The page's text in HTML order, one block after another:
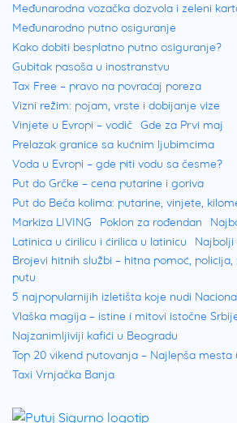
Međunarodna vozačka dozvola i zeleni
Međunarodno putno osiguranje
Kako dobiti besplatno putno osiguranje?
Gubitak pasoša u inostranstvu
Tax Free – pravo na povraćaj poreza
Vizni režim: pojam, vrste i dobijanje vize
Vinjete u Evropi – vodič Gde za Prvi maj
Prelazak granice sa kućnim ljubimcima
Voda u Evropi – gde piti vodu sa česme?
Put do Grčke – cena putarine i goriva
Put do Beča kolima: putarine, vinjete,
Markiza LIVING
Poklon za rođendan
Latinica u ćirilicu i ćirilica u latinicu
Najbolji
Brojevi hitnih službi – hitna pomoć,
putu
5 najpopularnijih izletišta koje nudi
Vlaška magija – istine i mitovi istočne
Najzanimljiviji kafići u Beogradu
Top 20 vikend putovanja – Najlepša mesta
Taxi Vrnjačka Banja